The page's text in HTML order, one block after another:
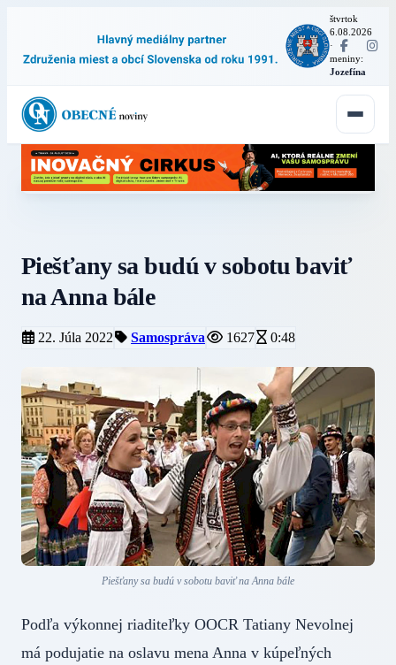
štvrtok
6.08.2026
·
meniny:
Jozefína
Piešťany sa budú v sobotu baviť
na Anna bále
22. Júla 2022 Samospráva 1627 0:48
Piešťany sa budú v sobotu baviť na Anna bále
Podľa výkonnej riaditeľky OOCR Tatiany Nevolnej
má podujatie na oslavu mena Anna v kúpeľných